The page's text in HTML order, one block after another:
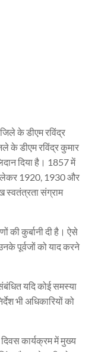
के डीएम रविंद्र
के डीएम रविंद्र कुमार
दिया है। 1857 में
लेकर 1920, 1930 और
संग्राम
की कुर्बानी दी है। ऐसे
पूर्वजों को याद करने
यदि कोई समस्या
भी अधिकारियों को
कार्यक्रम में मुख्य